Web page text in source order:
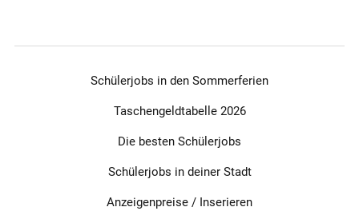
Schülerjobs in den Sommerferien
Taschengeldtabelle 2026
Die besten Schülerjobs
Schülerjobs in deiner Stadt
Anzeigenpreise / Inserieren